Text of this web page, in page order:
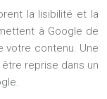
la lisibilité et la
à Google de
contenu. Une
reprise dans un